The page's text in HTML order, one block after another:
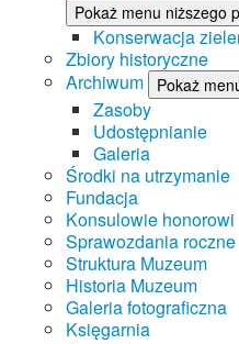
Pokaż menu niższego
Konserwacja
Zbiory historyczne
Archiwum
Pokaż
Zasoby
Udostępnianie
Galeria
Środki na utrzymanie
Fundacja
Konsulowie honorowi
Sprawozdania roczne
Struktura Muzeum
Historia Muzeum
Galeria fotograficzna
Księgarnia